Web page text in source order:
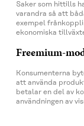
Saker som hittills
varandra så att
exempel
ekonomiska
Freemium-
Konsumenterna
att använda
betalar en del av
användningen av